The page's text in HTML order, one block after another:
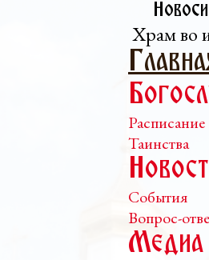
Храм во
Расписание
Таинства
События
Вопрос-
Медиа